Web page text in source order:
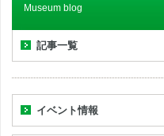
Museum blog
記事一覧
イベント情報